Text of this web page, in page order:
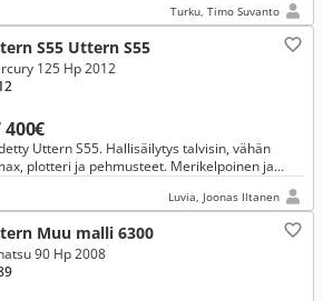
Turku, Timo Suvanto
S55 Uttern S55
400€
125 Hp 2012
Uttern S55. Hallisäilytys talvisin, vähän
plotteri ja pehmusteet. Merikelpoinen ja
Luvia, Joonas Iltanen
Muu malli 6300
90 Hp 2008